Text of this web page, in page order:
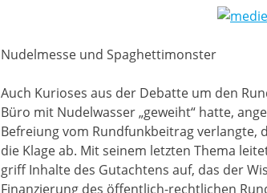
Nudelmesse und Spaghettimonster
Auch Kurioses aus der Debatte um den
Büro mit Nudelwasser „geweiht“ hatte,
Befreiung vom Rundfunkbeitrag verlangte,
die Klage ab. Mit seinem letzten Thema
griff Inhalte des Gutachtens auf, das der
Finanzierung des öffentlich-rechtlichen